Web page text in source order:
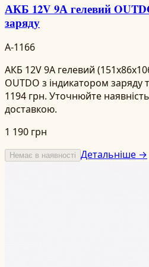
АКБ 12V 9А гелевий
заряду
A-1166
АКБ 12V 9А гелевий
OUTDO з індикатором заряду
1194 грн. Уточнюйте
доставкою.
1 190 грн
Немає в наявності Детальніше →